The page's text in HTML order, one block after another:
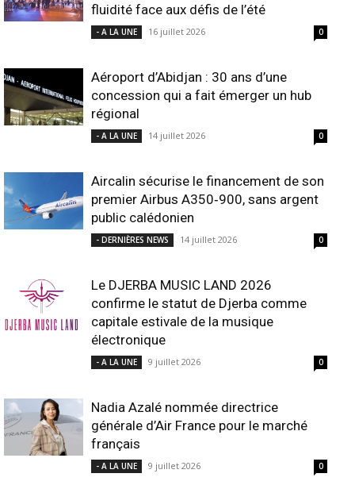
fluidité face aux défis de l’été
- A LA UNE 16 juillet 2026 0
Aéroport d’Abidjan : 30 ans d’une
concession qui a fait émerger un hub
régional
- A LA UNE 14 juillet 2026 0
Aircalin sécurise le financement de son
premier Airbus A350‑900, sans argent
public calédonien
- DERNIÈRES NEWS 14 juillet 2026 0
Le DJERBA MUSIC LAND 2026
confirme le statut de Djerba comme
capitale estivale de la musique
électronique
- A LA UNE 9 juillet 2026 0
Nadia Azalé nommée directrice
générale d’Air France pour le marché
français
- A LA UNE 9 juillet 2026 0